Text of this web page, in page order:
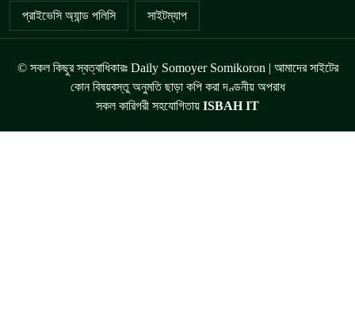
প্রাইভেসি অ্যান্ড পলিসি সাইটম্যাপ
© সকল কিছুর স্বত্বাধিকারঃ Daily Somoyer Somikoron | আমাদের সাইটের
কোন বিষয়বস্তু অনুমতি ছাড়া কপি করা দণ্ডনীয় অপরাধ
সকল কারিগরী সহযোগিতায় ISBAH IT